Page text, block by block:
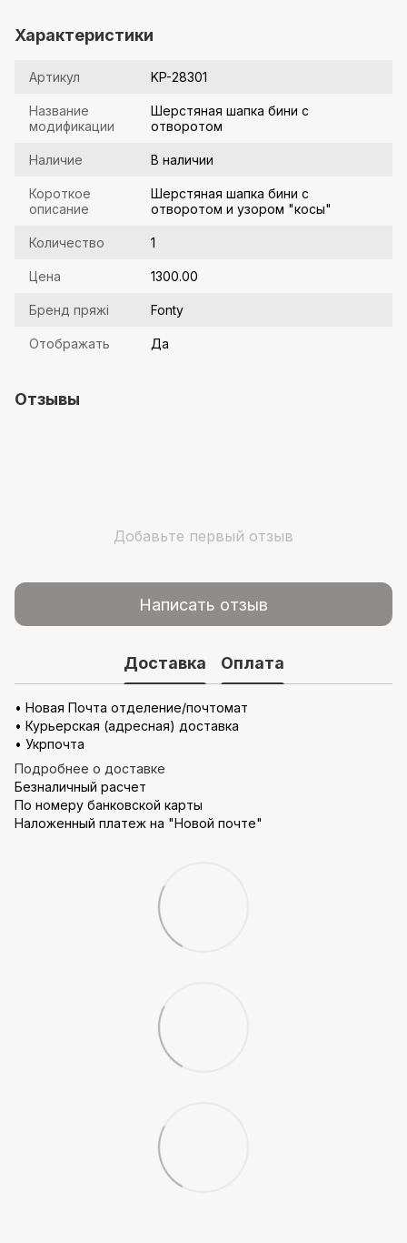
Характеристики
Артикул KP-28301
Название
модификации
Шерстяная шапка бини с
отворотом
Наличие В наличии
Короткое
описание
Шерстяная шапка бини с
отворотом и узором "косы"
Количество 1
Цена 1300.00
Бренд пряжі Fonty
Отображать Да
Отзывы
Добавьте первый отзыв
Написать отзыв
Доставка Оплата
• Новая Почта отделение/почтомат
• Курьерская (адресная) доставка
• Укрпочта
Подробнее о доставке
Безналичный расчет
По номеру банковской карты
Наложенный платеж на "Новой почте"